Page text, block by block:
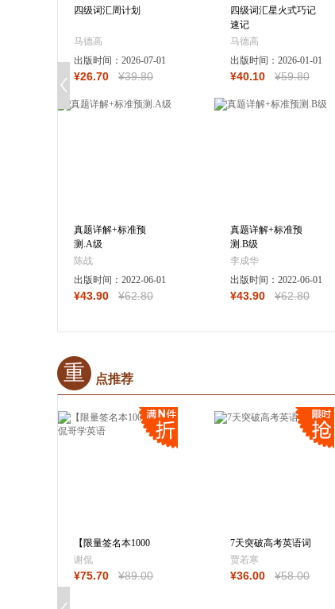
四级词汇周计划
马德高
出版时间： 2026-07-01
¥26.70 ¥39.80
四级词汇星火式巧记
速记
马德高
出版时间： 2026-01-01
¥40.10 ¥59.80
真题详解+标准预
测.A级
陈战
出版时间： 2022-06-01
¥43.90 ¥62.80
真题详解+标准预
测.B级
李成华
出版时间： 2022-06-01
¥43.90 ¥62.80
重 点推荐
【限量签名本1000
本】跟侃哥学英语
谢侃
¥75.70 ¥89.00
7天突破高考英语词
汇
贾若寒
¥36.00 ¥58.00